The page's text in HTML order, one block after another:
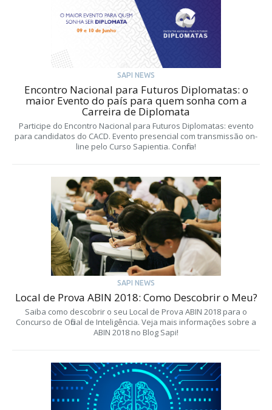
SAPI NEWS
Encontro Nacional para Futuros Diplomatas: o
maior Evento do país para quem sonha com a
Carreira de Diplomata
Participe do Encontro Nacional para Futuros Diplomatas: evento
para candidatos do CACD. Evento presencial com transmissão on-
line pelo Curso Sapientia. Confira!
SAPI NEWS
Local de Prova ABIN 2018: Como Descobrir o Meu?
Saiba como descobrir o seu Local de Prova ABIN 2018 para o
Concurso de Oficial de Inteligência. Veja mais informações sobre a
ABIN 2018 no Blog Sapi!